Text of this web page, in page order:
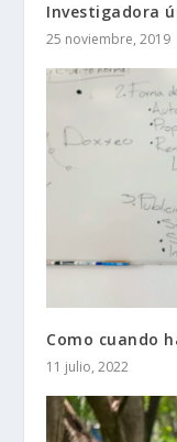
Investigadora
25 noviembre, 2019
Como cuando
11 julio, 2022